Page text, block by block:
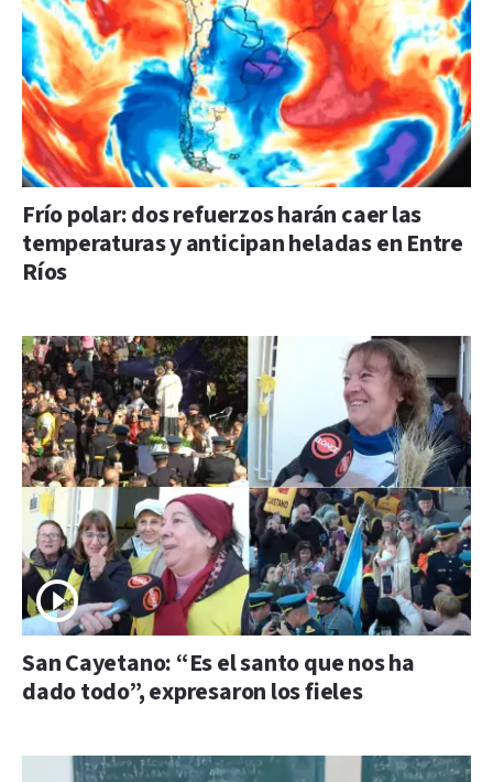
Frío polar: dos refuerzos harán caer las
temperaturas y anticipan heladas en Entre
Ríos
San Cayetano: “Es el santo que nos ha
dado todo”, expresaron los fieles